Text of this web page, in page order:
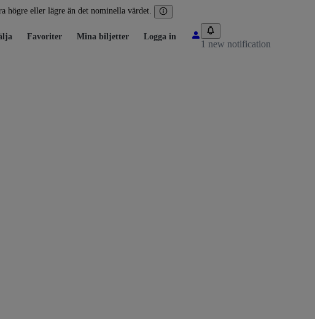
högre eller lägre än det nominella värdet.
Favoriter Mina biljetter Logga in
1 new notification